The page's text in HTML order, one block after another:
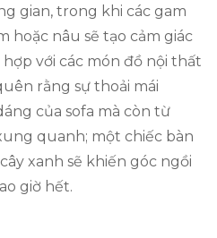
gian, trong khi các gam
nâu sẽ tạo cảm giác
với các món đồ nội thất
rằng sự thoải mái
của sofa mà còn từ
quanh; một chiếc bàn
xanh sẽ khiến góc ngồi
giờ hết.